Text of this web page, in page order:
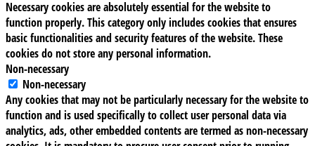
Necessary cookies are absolutely essential for the website to
function properly. This category only includes cookies that ensures
basic functionalities and security features of the website. These
cookies do not store any personal information.
Non-necessary
Non-necessary
Any cookies that may not be particularly necessary for the website to
function and is used specifically to collect user personal data via
analytics, ads, other embedded contents are termed as non-necessary